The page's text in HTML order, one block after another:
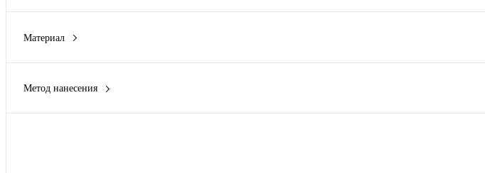
Материал
пластик(2)
Метод нанесения